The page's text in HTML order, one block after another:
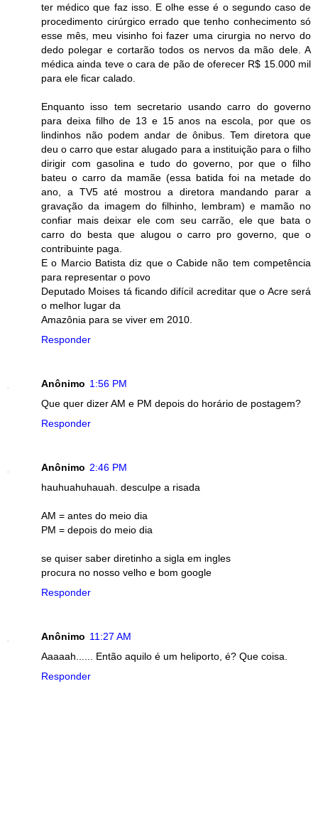
ter médico que faz isso. E olhe esse é o segundo caso de
procedimento cirúrgico errado que tenho conhecimento só
esse mês, meu visinho foi fazer uma cirurgia no nervo do
dedo polegar e cortarão todos os nervos da mão dele. A
médica ainda teve o cara de pão de oferecer R$ 15.000 mil
para ele ficar calado.
Enquanto isso tem secretario usando carro do governo
para deixa filho de 13 e 15 anos na escola, por que os
lindinhos não podem andar de ônibus. Tem diretora que
deu o carro que estar alugado para a instituição para o filho
dirigir com gasolina e tudo do governo, por que o filho
bateu o carro da mamãe (essa batida foi na metade do
ano, a TV5 até mostrou a diretora mandando parar a
gravação da imagem do filhinho, lembram) e mamão no
confiar mais deixar ele com seu carrão, ele que bata o
carro do besta que alugou o carro pro governo, que o
contribuinte paga.
E o Marcio Batista diz que o Cabide não tem competência
para representar o povo
Deputado Moises tá ficando difícil acreditar que o Acre será
o melhor lugar da
Amazônia para se viver em 2010.
Responder
Anônimo 1:56 PM
Que quer dizer AM e PM depois do horário de postagem?
Responder
Anônimo 2:46 PM
hauhuahuhauah. desculpe a risada
AM = antes do meio dia
PM = depois do meio dia
se quiser saber diretinho a sigla em ingles
procura no nosso velho e bom google
Responder
Anônimo 11:27 AM
Aaaaah...... Então aquilo é um heliporto, é? Que coisa.
Responder